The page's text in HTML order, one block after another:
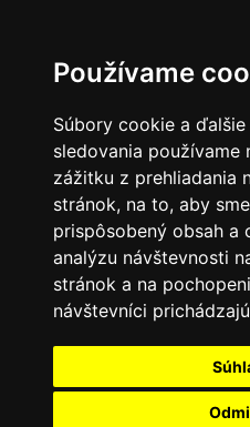
Používame
Súbory cookie a
sledovania používame
zážitku z prehliadania
stránok, na to, aby
prispôsobený obsah a
analýzu návštevnosti
stránok a na
návštevníci